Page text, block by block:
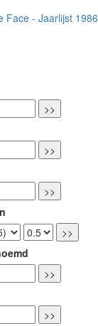
Face - Jaarlijst 1986